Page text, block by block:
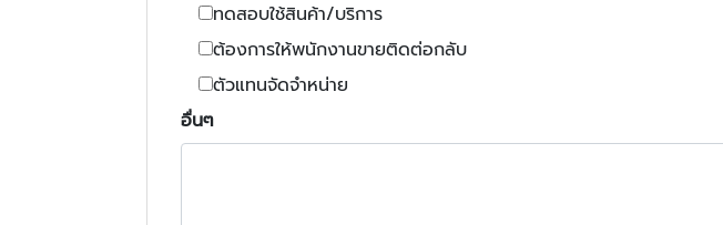
ทดสอบใช้สินค้า/บริการ
ต้องการให้พนักงานขายติดต่อกลับ
ตัวแทนจัดจำหน่าย
อื่นๆ